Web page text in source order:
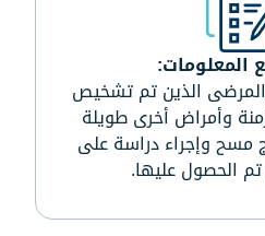
الذين تم تشخيص
وأمراض أخرى طويلة
مسح وإجراء دراسة على
تم الحصول عليها.